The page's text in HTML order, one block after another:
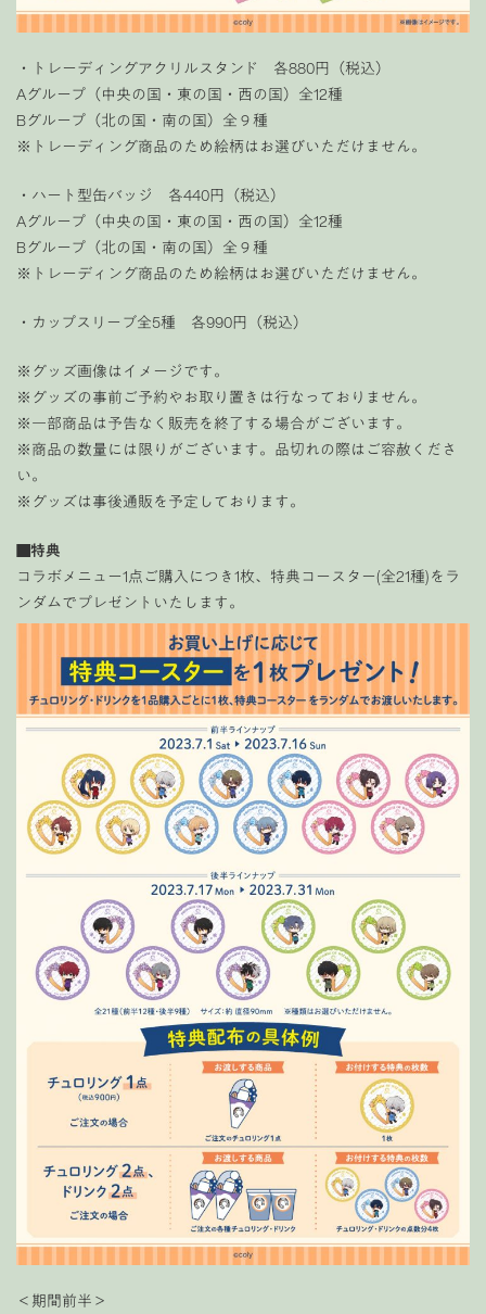
・トレーディングアクリルスタンド 各880円（税込）
Aグループ（中央の国・東の国・西の国）全12種
Bグループ（北の国・南の国）全９種
※トレーディング商品のため絵柄はお選びいただけません。
・ハート型缶バッジ 各440円（税込）
Aグループ（中央の国・東の国・西の国）全12種
Bグループ（北の国・南の国）全９種
※トレーディング商品のため絵柄はお選びいただけません。
・カップスリーブ全5種 各990円（税込）
※グッズ画像はイメージです。
※グッズの事前ご予約やお取り置きは行なっておりません。
※一部商品は予告なく販売を終了する場合がございます。
※商品の数量には限りがございます。品切れの際はご容赦くださ
い。
※グッズは事後通販を予定しております。
■特典
コラボメニュー1点ご購入につき1枚、特典コースター(全21種)をラ
ンダムでプレゼントいたします。
＜期間前半＞